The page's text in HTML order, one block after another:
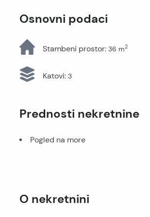
Osnovni podaci
Stambeni prostor: 36 m2
Katovi: 3
Prednosti nekretnine
Pogled na more
O nekretnini